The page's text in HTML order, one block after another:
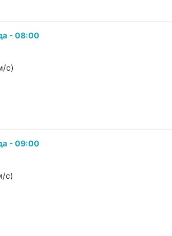
- 08:00
с)
- 09:00
с)